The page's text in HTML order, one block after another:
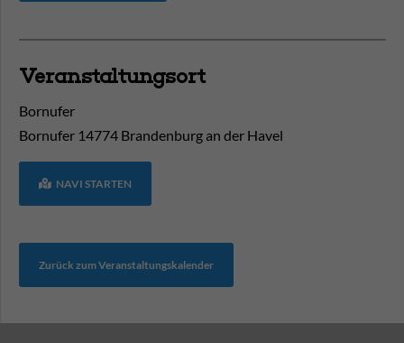
Veranstaltungsort
Bornufer
Bornufer 14774 Brandenburg an der Havel
NAVI STARTEN
Zurück zum Veranstaltungskalender